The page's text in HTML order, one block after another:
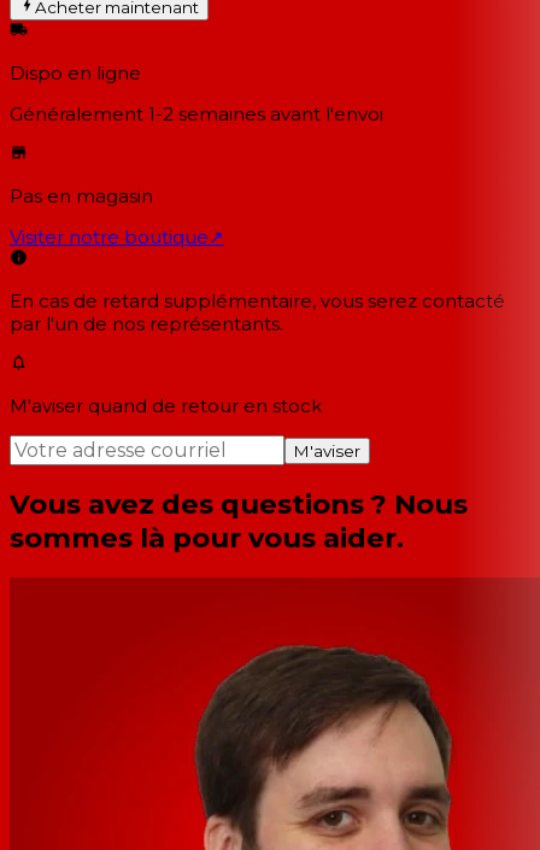
Acheter maintenant
Dispo en ligne
Généralement 1-2 semaines avant l'envoi
Pas en magasin
Visiter notre boutique↗
En cas de retard supplémentaire, vous serez contacté
par l'un de nos représentants.
M'aviser quand de retour en stock
M'aviser
Vous avez des questions ? Nous
sommes là pour vous aider.